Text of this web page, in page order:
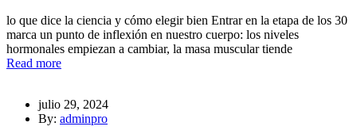
lo que dice la ciencia y cómo elegir bien Entrar en la etapa de los 30
marca un punto de inflexión en nuestro cuerpo: los niveles
hormonales empiezan a cambiar, la masa muscular tiende
Read more
julio 29, 2024
By: adminpro